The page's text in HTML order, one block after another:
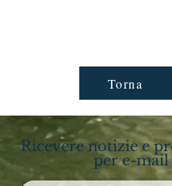
Torna
Ricevere notizie e
per e-mail